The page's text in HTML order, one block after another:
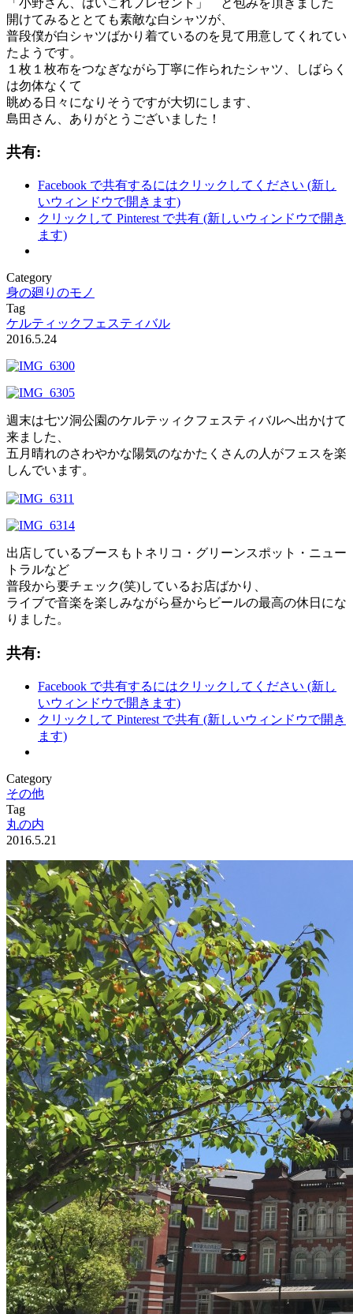
開けてみるととても素敵な白シャツが、
普段僕が白シャツばかり着ているのを見て用意してくれてい
たようです。
１枚１枚布をつなぎながら丁寧に作られたシャツ、しばらく
は勿体なくて
眺める日々になりそうですが大切にします、
島田さん、ありがとうございました！
共有:
Facebook で共有するにはクリックしてください (新し
いウィンドウで開きます)
クリックして Pinterest で共有 (新しいウィンドウで開き
ます)
Category
身の廻りのモノ
Tag
ケルティックフェスティバル
2016.5.24
週末は七ツ洞公園のケルテッィクフェスティバルへ出かけて
来ました、
五月晴れのさわやかな陽気のなかたくさんの人がフェスを楽
しんでいます。
出店しているブースもトネリコ・グリーンスポット・ニュー
トラルなど
普段から要チェック(笑)しているお店ばかり、
ライブで音楽を楽しみながら昼からビールの最高の休日にな
りました。
共有:
Facebook で共有するにはクリックしてください (新し
いウィンドウで開きます)
クリックして Pinterest で共有 (新しいウィンドウで開き
ます)
Category
その他
Tag
丸の内
2016.5.21